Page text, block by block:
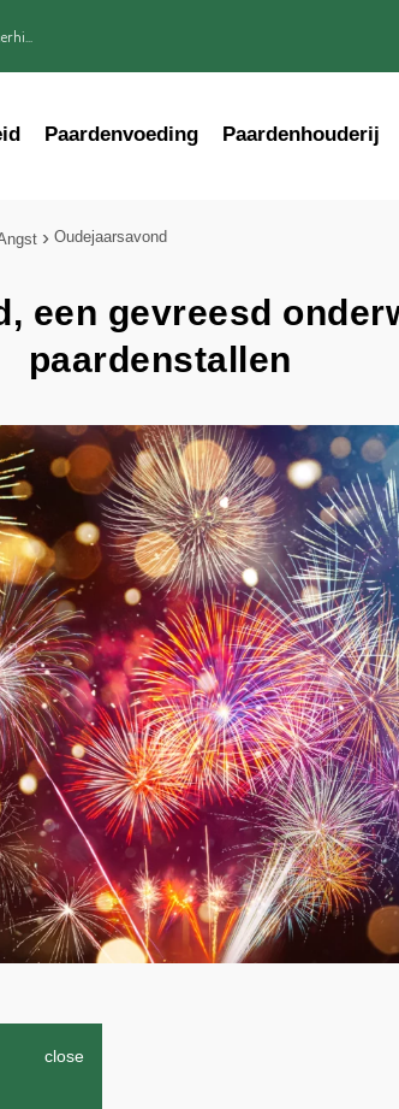
Paardenvoeding Paardenhouderij
Oudejaarsavond
een gevreesd
paardenstallen
close